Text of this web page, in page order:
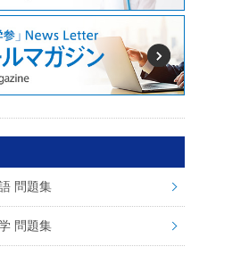
問題集
問題集